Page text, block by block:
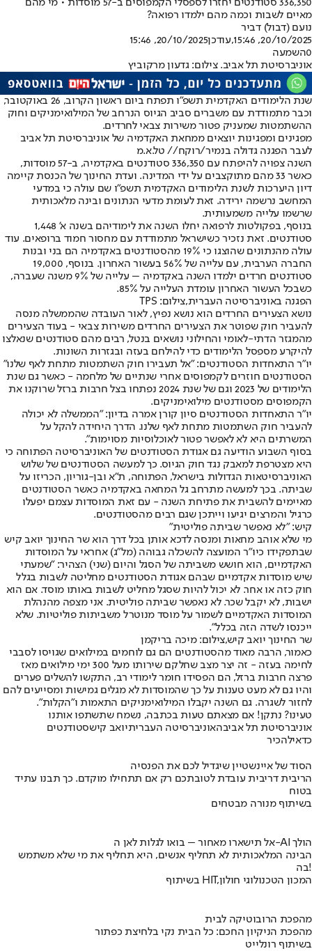
336,350 סטודנטים יחזרו לספסלי הקמפוסים ב-57 מוסדות • מי מהם
מאיים לשבות וכמה מהם ילמדו רפואה?
נועם (דבול) דביר
20/10/2025, 15:46
,עודכן20/10/2025, 15:46
0השמעה
אוניברסיטת תל אביב. צילום: גדעון מרקוביץ
שנת הלימודים האקדמית תשפ"ו תפתח ביום ראשון הקרוב, 26 באוקטובר,
וכבר מתמודדת עם משברים סביב הגיוס הנרחב של המילואימניקים וחוק
ההשתמטות שמעניק פטור משירות צבאי לחרדים.
מפגינים ומפגינות יוצאים ממחאת האקדמיה של אוניברסיטת תל אביב
לעבר הפגנה גדולה בנמיר/רוקח// טל.א.מ
השנה צפויה להיפתח עם 336,350 סטודנטים באקדמיה, ב-57 מוסדות,
כאשר 33 מהם מתוקצבים על ידי המדינה. ועדת החינוך של הכנסת קיימה
דיון היערכות לשנת הלימודים האקדמית תשפ"ו שם עולה כי במדעי
המחשב נרשמה ירידה. זאת לעומת מדעי הנתונים ובינה מלאכותית
שרשמו עלייה משמעותית.
בנוסף, בפקולטות לרפואה יחלו השנה את לימודיהם בשנה א' 1,448
סטודנטים. זאת נזכיר כשישראל מתמודדת עם מחסור חמוד ברופאים. עוד
עולה מהנתונים שהוצגו כי 19% מהסטודנטים באקדמיה הם בני ובנות
החברה הערבית, עם עלייה של 56% בעשור האחרון. בנוסף, 19,000
סטודנטים חרדים ילמדו השנה באקדמיה – עלייה של 9% משנה שעברה,
כשבכל העשור האחרון עומדת העלייה על 85%.
הפגנה באוניברסיטה העברית,צילום: TPS
נושא הצעירים החרדים הוא נושא נפיץ, לאור העובדה שהממשלה מנסה
להעביר חוק שפוטר את הצעירים החרדים משירות צבאי - בעוד הצעירים
מהמגזר הדתי-לאומי והחילוני נושאים בנטל, רבים מהם סטודנטים שנאלצו
להיקרע מספסל הלימודים כדי להילחם בעזה ובגזרות השונות.
יו"ר התאחדות הסטודנטים: "אל תעבירו חוק השתמטות מתחת לאף שלנו"
הסטודנטים חוזרים לקמפוסים אחרי שנתיים של מלחמה - כאשר גם שנת
הלימודים של 2023 וגם של שנת 2024 נפתחו בצל חרבות ברזל שרוקנו את
הקמפוסים מסטודנטים מילואימניקים.
יו"ר התאחדות הסטודנטים סיון קורן אמרה בדיון: "הממשלה לא יכולה
להעביר חוק השתמטות מתחת לאף שלנו. הדרך היחידה להקל על
המשרתים היא לא לאפשר פטור לאוכלוסיות מסוימות".
בסוף השבוע הודיעה גם אגודת הסטודנטים של האוניברסיטה הפתוחה כי
היא מצטרפת למאבק נגד חוק הגיוס. כך למעשה הסטודנטים של שלוש
האוניברסיטאות הגדולות בישראל, הפתוחה, ת"א ובן-גוריון, הכריזו על
שביתה. בכך למעשה מתרחב גל המחאה באקדמיה כאשר הסטודנטים
מאיימים להשבית את פתיחת השנה - עם זאת המוסדות עצמם יפעלו
כרגיל והמרצים יגיעו וייתכן שגם רבים מהסטודנטים.
קיש: "לא נאפשר שביתה פוליטית"
מי שלא אוהב מחאות ומנסה לדכא אותן בכל דרך הוא שר החינוך יואב קיש
שבתפקידו כיו"ר המועצה להשכלה גבוהה (מל"ג) אחראי על המוסדות
האקדמיים, הוא חושש משביתה של הסגל והיום (שני) הצהיר: "שמעתי
שיש מוסדות אקדמיים שבהם אגודת הסטודנטים מחליטה לשבות בגלל
חוק כזה או אחר. לא יכול להיות שסגל מחליט לשבות באותו מוסד. אם הוא
ישבות, לא יקבל שכר. לא נאפשר שביתה פוליטית. אני מצפה מהנהלת
המוסדות האקדמיים לשמור על מוסד מנוטרל משביתות פוליטיות. שלא
ייכנסו לשדה הזה בכלל".
שר החינוך יואב קיש,צילום: מיכה בריקמן
כאמור, הרבה מאוד מהסטודנטים הם גם לוחמים במילואים שגויסו לסבבי
לחימה בעזה - זה יצר מצב שחלקם שירותו מעל 300 ימי מילואים מאז
פרצה חרבות ברזל, הם הפסידו חומר לימודי רב, התקשו להשלים פערים
והיו גם לא מעט טענות על כך שהמוסדות לא מגלים גמישות ומסייעים להם
לחזור לשגרה. גם השנה יקבלו המילואימניקים התאמות ו"הקלות".
טעינו? נתקן! אם מצאתם טעות בכתבה, נשמח שתשתפו אותנו
אוניברסיטת תל אביבהאוניברסיטה העבריתיואב קישסטודנטים
כדאילהכיר
הסוד של איינשטיין שיגדיל לכם את הפנסיה
הריבית דריבית עובדת לטובתכם רק אם תתחילו מוקדם. כך תבנו עתיד
בטוח
בשיתוף מנורה מבטחים
אל תישארו מאחור – בואו לגלות לאן ה-AI הולך
הבינה המלאכותית לא תחליף אנשים, היא תחליף את מי שלא משתמש
בה!
בשיתוף HIT,המכון הטכנולוגי חולון
מהפכת הרובוטיקה לבית
מהפכת הניקיון החכם: כל הבית נקי בלחיצת כפתור
בשיתוף רונלייט